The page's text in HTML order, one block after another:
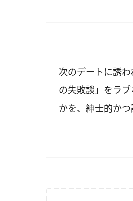
次のデートに誘
の失敗談」をラ
かを、紳士的かつ